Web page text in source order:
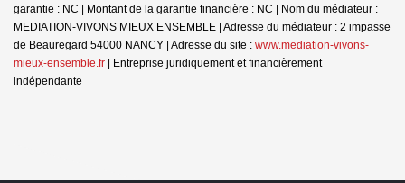
garantie : NC | Montant de la garantie financière : NC | Nom du médiateur :
MEDIATION-VIVONS MIEUX ENSEMBLE | Adresse du médiateur : 2 impasse
de Beauregard 54000 NANCY | Adresse du site : www.mediation-vivons-
mieux-ensemble.fr | Entreprise juridiquement et financièrement
indépendante